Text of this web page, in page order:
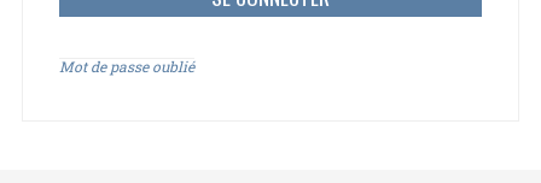
Mot de passe oublié